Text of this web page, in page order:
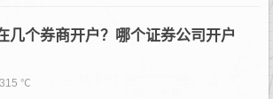
几个券商开户？哪个证券公司开户
℃